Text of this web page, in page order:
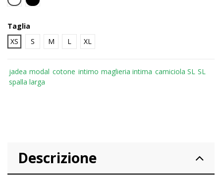
Taglia
XS
S M L XL
jadea modal cotone intimo maglieria intima camiciola SL SL
spalla larga
Descrizione